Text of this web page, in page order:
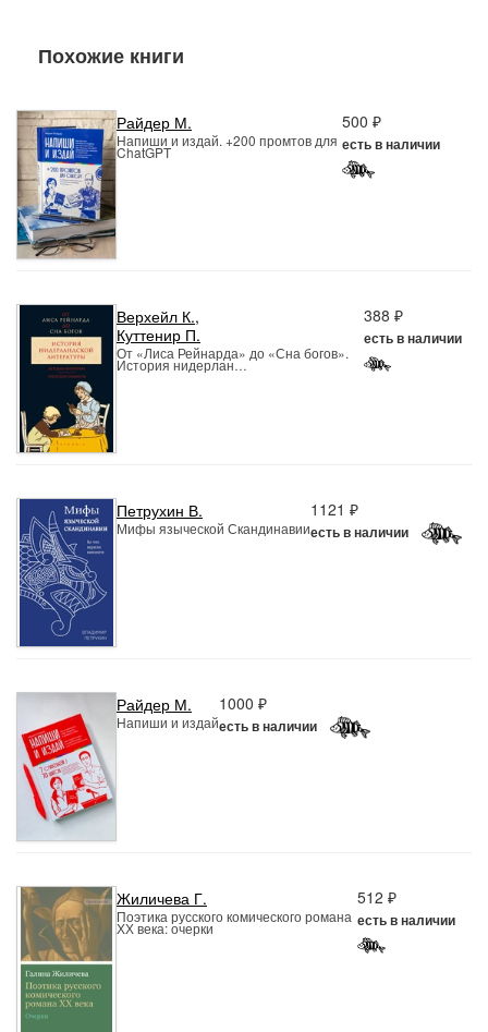
Похожие книги
Райдер М.
Напиши и издай. +200 промтов для
ChatGPT
500 ₽
есть в наличии
Верхейл К.,
Куттенир П.
От «Лиса Рейнарда» до «Сна богов».
История нидерлан…
388 ₽
есть в наличии
Петрухин В.
Мифы языческой Скандинавии
1121 ₽
есть в наличии
Райдер М.
Напиши и издай
1000 ₽
есть в наличии
Жиличева Г.
Поэтика русского комического романа
ХХ века: очерки
512 ₽
есть в наличии